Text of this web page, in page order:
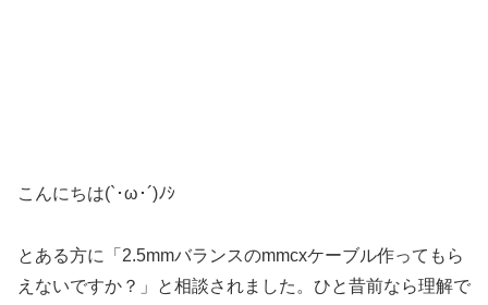
こんにちは(`･ω･´)ﾉｼ
とある方に「2.5mmバランスのmmcxケーブル作ってもら
えないですか？」と相談されました。ひと昔前なら理解で